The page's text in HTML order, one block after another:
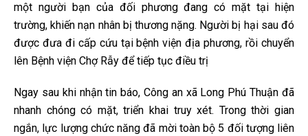
một người bạn của đối phương đang có mặt tại hiện
trường, khiến nạn nhân bị thương nặng. Người bị hại sau đó
được đưa đi cấp cứu tại bệnh viện địa phương, rồi chuyển
lên Bệnh viện Chợ Rẫy để tiếp tục điều trị
Ngay sau khi nhận tin báo, Công an xã Long Phú Thuận đã
nhanh chóng có mặt, triển khai truy xét. Trong thời gian
ngắn, lực lượng chức năng đã mời toàn bộ 5 đối tượng liên